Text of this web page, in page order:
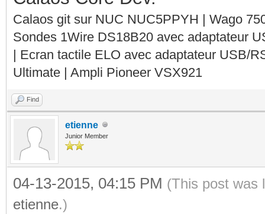
</calaos:rule>
<calaos:rule
<calaos:action
val="true"/>
</
</calaos:rule>
return true
Calaos git sur NUC NUC5PPYH | Wago
Sondes 1Wire DS18B20 avec adaptateur
| Ecran tactile ELO avec adaptateur USB/
Ultimate | Ampli Pioneer VSX921
Find
etienne
Junior Member
04-13-2015, 04:15 PM (This post was
etienne.)